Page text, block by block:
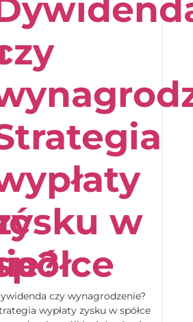
w
czy wynagrodzenie?
wypłaty zysku w spółce